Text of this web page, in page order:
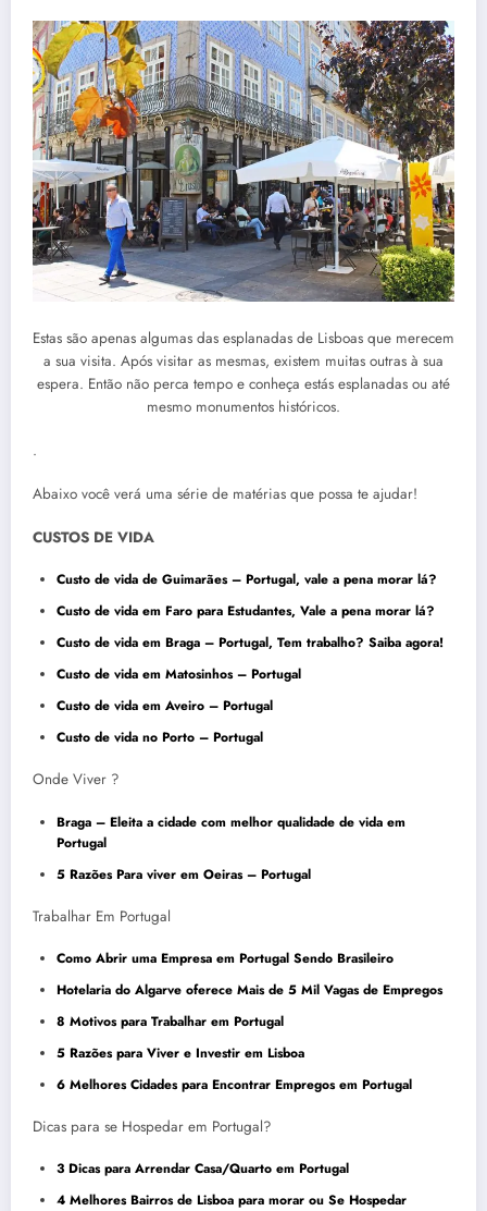
Estas são apenas algumas das esplanadas de Lisboas que merecem
a sua visita. Após visitar as mesmas, existem muitas outras à sua
espera. Então não perca tempo e conheça estás esplanadas ou até
mesmo monumentos históricos.
.
Abaixo você verá uma série de matérias que possa te ajudar!
CUSTOS DE VIDA
Custo de vida de Guimarães – Portugal, vale a pena morar lá?
Custo de vida em Faro para Estudantes, Vale a pena morar lá?
Custo de vida em Braga – Portugal, Tem trabalho? Saiba agora!
Custo de vida em Matosinhos – Portugal
Custo de vida em Aveiro – Portugal
Custo de vida no Porto – Portugal
Onde Viver ?
Braga – Eleita a cidade com melhor qualidade de vida em
Portugal
5 Razões Para viver em Oeiras – Portugal
Trabalhar Em Portugal
Como Abrir uma Empresa em Portugal Sendo Brasileiro
Hotelaria do Algarve oferece Mais de 5 Mil Vagas de Empregos
8 Motivos para Trabalhar em Portugal
5 Razões para Viver e Investir em Lisboa
6 Melhores Cidades para Encontrar Empregos em Portugal
Dicas para se Hospedar em Portugal?
3 Dicas para Arrendar Casa/Quarto em Portugal
4 Melhores Bairros de Lisboa para morar ou Se Hospedar